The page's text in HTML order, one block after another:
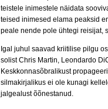
teistele inimestele näidata
teised inimesed elama peaksid
peale nende pole ühtegi reisijat,
Igal juhul saavad kriitilise pilgu
solist Chris Martin, Leondardo
Keskkonnasõbralikust
silmakirjalikus ei ole kunagi
jalgealust õõnestanud.